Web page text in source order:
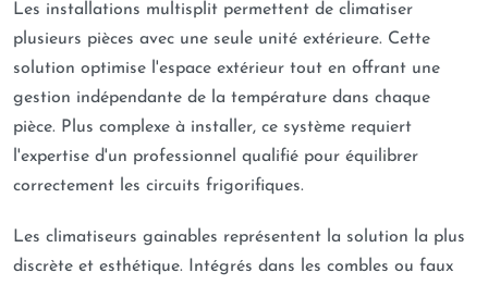
Les installations multisplit permettent de climatiser
plusieurs pièces avec une seule unité extérieure. Cette
solution optimise l'espace extérieur tout en offrant une
gestion indépendante de la température dans chaque
pièce. Plus complexe à installer, ce système requiert
l'expertise d'un professionnel qualifié pour équilibrer
correctement les circuits frigorifiques.
Les climatiseurs gainables représentent la solution la plus
discrète et esthétique. Intégrés dans les combles ou faux